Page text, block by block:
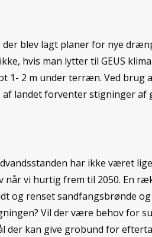
blev lagt planer for nye
hvis man lytter til GEUS
2 m under terræn. Ved brug af
af landet forventer stigninger af
har ikke været
vi hurtig frem til 2050. En
og renset sandfangsbrønde
Vil der være behov for
der kan give grobund for